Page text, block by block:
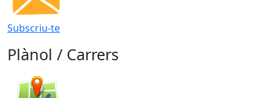
Subscriu-te
Plànol / Carrers